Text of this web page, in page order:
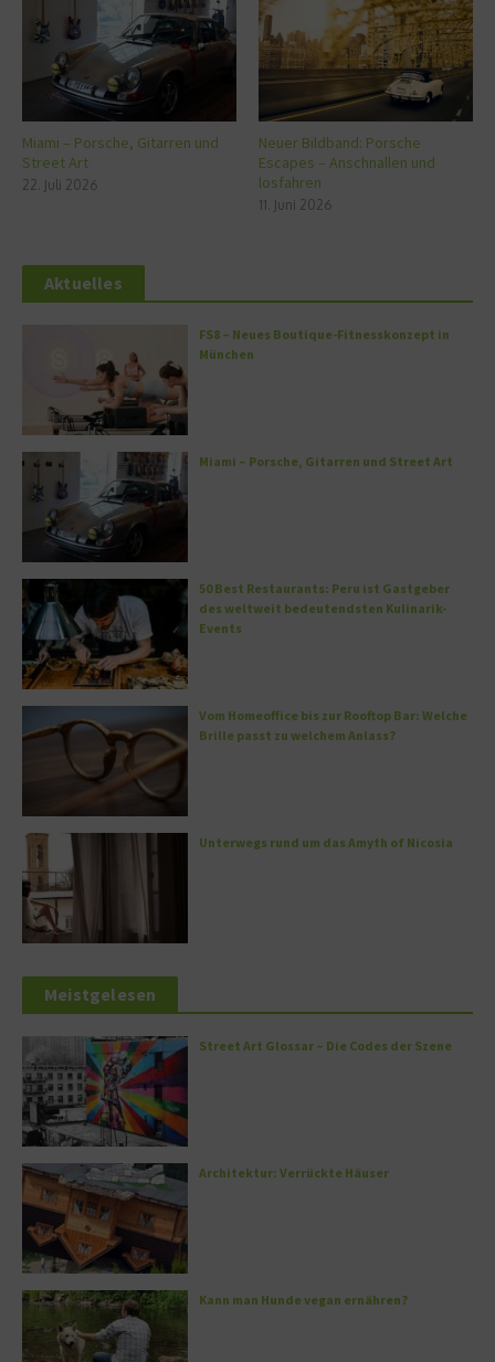
Miami – Porsche, Gitarren und
Street Art
22. Juli 2026
Neuer Bildband: Porsche
Escapes – Anschnallen und
losfahren
11. Juni 2026
Aktuelles
FS8 – Neues Boutique-Fitnesskonzept in
München
Miami – Porsche, Gitarren und Street Art
50 Best Restaurants: Peru ist Gastgeber
des weltweit bedeutendsten Kulinarik-
Events
Vom Homeoffice bis zur Rooftop Bar: Welche
Brille passt zu welchem Anlass?
Unterwegs rund um das Amyth of Nicosia
Meistgelesen
Street Art Glossar – Die Codes der Szene
Architektur: Verrückte Häuser
Kann man Hunde vegan ernähren?